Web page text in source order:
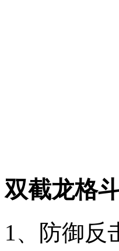
双截龙格
1、防御反